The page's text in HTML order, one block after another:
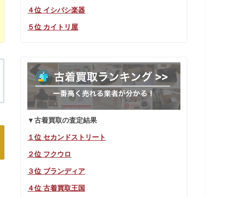
４位 イシバシ楽器
５位 カイトリ屋
▼古着買取の査定結果
１位 セカンドストリート
２位 フクウロ
３位 ブランディア
４位 古着買取王国